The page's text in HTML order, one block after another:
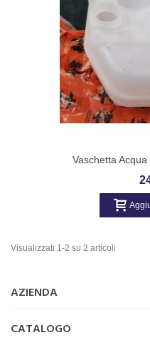
Vaschetta
Turbo Diesel
Visualizzati 1-2 su 2 articoli
AZIENDA
CATALOGO